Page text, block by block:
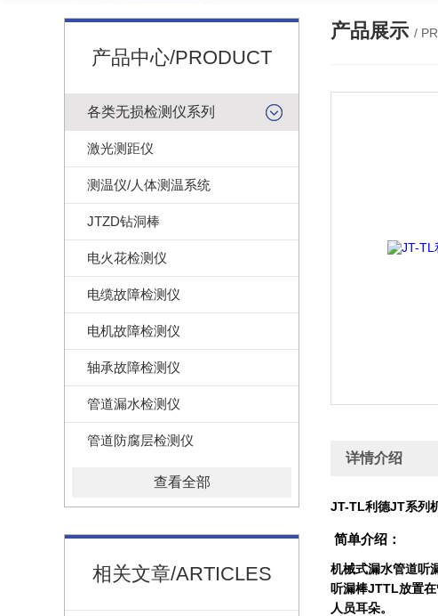
产品中心/PRODUCT
各类无损检测仪系列
激光测距仪
测温仪/人体测温系统
JTZD钻洞棒
电火花检测仪
电缆故障检测仪
电机故障检测仪
轴承故障检测仪
管道漏水检测仪
管道防腐层检测仪
查看全部
相关文章/ARTICLES
产品展示 /
详情介绍
JT-TL利德JT系列
简单介绍：
机械式漏水管道听
听漏棒JTTL放置
人员耳朵。